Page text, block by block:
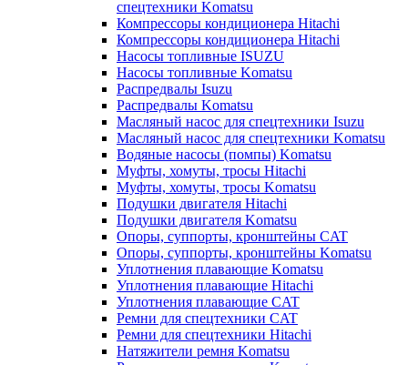
спецтехники Komatsu
Компрессоры кондиционера Hitachi
Компрессоры кондиционера Hitachi
Насосы топливные ISUZU
Насосы топливные Komatsu
Распредвалы Isuzu
Распредвалы Komatsu
Масляный насос для спецтехники Isuzu
Масляный насос для спецтехники Komatsu
Водяные насосы (помпы) Komatsu
Муфты, хомуты, тросы Hitachi
Муфты, хомуты, тросы Komatsu
Подушки двигателя Hitachi
Подушки двигателя Komatsu
Опоры, суппорты, кронштейны CAT
Опоры, суппорты, кронштейны Komatsu
Уплотнения плавающие Komatsu
Уплотнения плавающие Hitachi
Уплотнения плавающие CAT
Ремни для спецтехники CAT
Ремни для спецтехники Hitachi
Натяжители ремня Komatsu